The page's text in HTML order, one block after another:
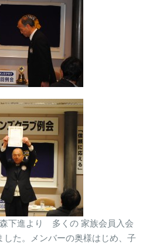
例
会
は
下進より 多くの 家族会員入会
した。メンバーの奥様はじめ、子